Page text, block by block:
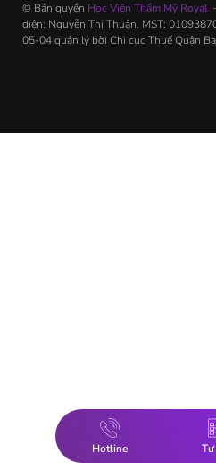
© Bản quyền Học Viện Thẩm Mỹ Royal
diện: Nguyễn Thị Thuận. MST:
05-04 quản lý bời Chi cục Thuế Quận
Hotline